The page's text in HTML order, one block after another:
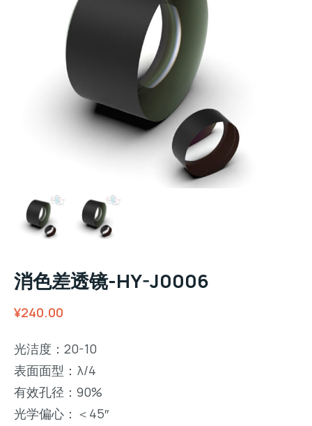
消色差透镜-HY-J0006
¥240.00
光洁度：20-10
表面面型：λ/4
有效孔径：90%
光学偏心：＜45″